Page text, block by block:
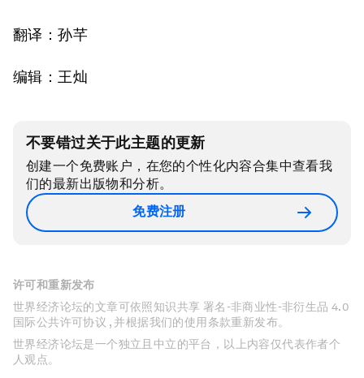
翻译：孙芊
编辑：王灿
不要错过关于此主题的更新
创建一个免费账户，在您的个性化内容合集中查看我
们的最新出版物和分析。
免费注册
许可和重新发布
世界经济论坛的文章可依照知识共享 署名-非商业性-非衍生品 4.0
国际公共许可协议 , 并根据我们的使用条款重新发布。
世界经济论坛是一个独立且中立的平台，以上内容仅代表作者个
人观点。